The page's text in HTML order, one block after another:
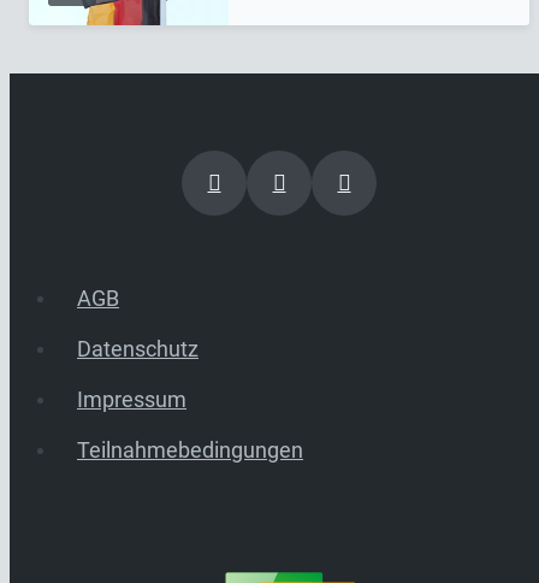
AGB
Datenschutz
Impressum
Teilnahmebedingungen